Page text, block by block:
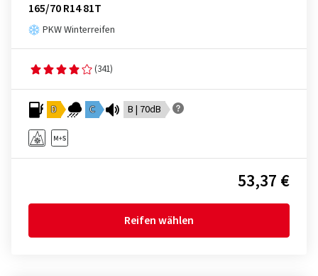
165/70 R14 81T
PKW Winterreifen
(341)
D C B | 70dB
53,37 €
Reifen wählen